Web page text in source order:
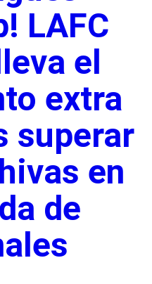
LAFC
el
extra
superar
en
de